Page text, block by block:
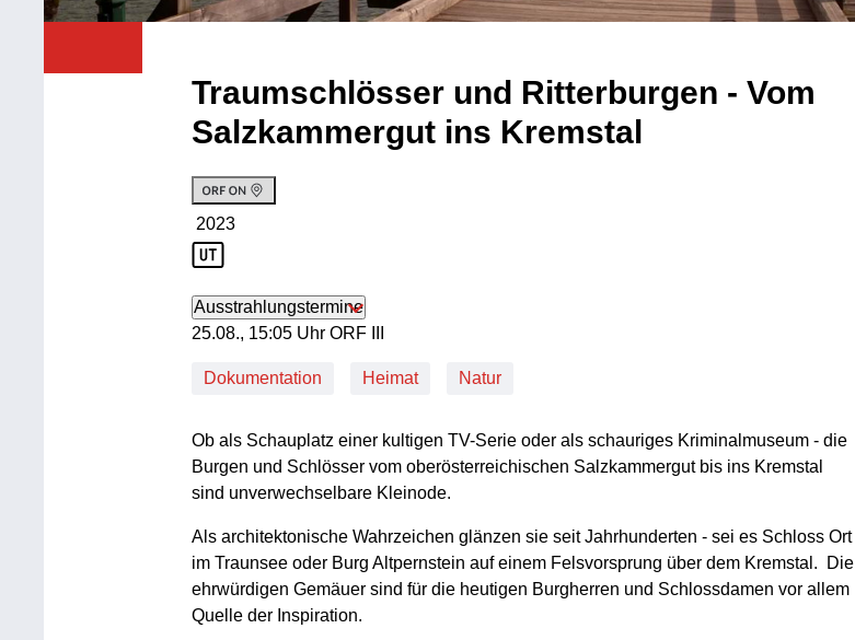
Traumschlösser und Ritterburgen - Vom
Salzkammergut ins Kremstal
Produktionsjahr: 2023
2023
Ausstrahlungstermine
25. August, 15:05 Uhr in ORF III
25.08., 15:05 Uhr ORF III
Dokumentation Heimat Natur
Ob als Schauplatz einer kultigen TV-Serie oder als schauriges Kriminalmuseum - die
Burgen und Schlösser vom oberösterreichischen Salzkammergut bis ins Kremstal
sind unverwechselbare Kleinode.
Als architektonische Wahrzeichen glänzen sie seit Jahrhunderten - sei es Schloss Ort
im Traunsee oder Burg Altpernstein auf einem Felsvorsprung über dem Kremstal. Die
ehrwürdigen Gemäuer sind für die heutigen Burgherren und Schlossdamen vor allem
Quelle der Inspiration.